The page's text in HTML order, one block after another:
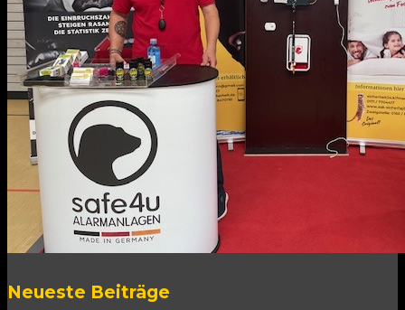
Neueste Beiträge